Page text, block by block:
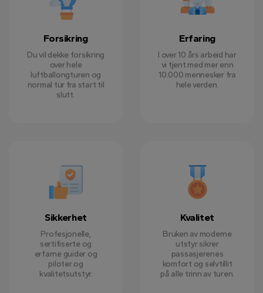
Forsikring
Du vil dekke forsikring
over hele
luftballongturen og
normal tur fra start til
slutt.
Erfaring
I over 10 års arbeid har
vi tjent med mer enn
10.000 mennesker fra
hele verden.
Sikkerhet
Profesjonelle,
sertifiserte og
erfarne guider og
piloter og
kvalitetsutstyr.
Kvalitet
Bruken av moderne
utstyr sikrer
passasjerenes
komfort og selvtillit
på alle trinn av turen.